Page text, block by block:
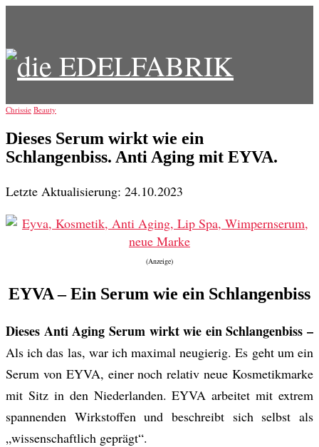
Chrissie Beauty
Dieses Serum wirkt wie ein
Schlangenbiss. Anti Aging mit EYVA.
Letzte Aktualisierung: 24.10.2023
(Anzeige)
EYVA – Ein Serum wie ein Schlangenbiss
Dieses Anti Aging Serum wirkt wie ein Schlangenbiss –
Als ich das las, war ich maximal neugierig. Es geht um ein
Serum von EYVA, einer noch relativ neue Kosmetikmarke
mit Sitz in den Niederlanden. EYVA arbeitet mit extrem
spannenden Wirkstoffen und beschreibt sich selbst als
„wissenschaftlich geprägt“.